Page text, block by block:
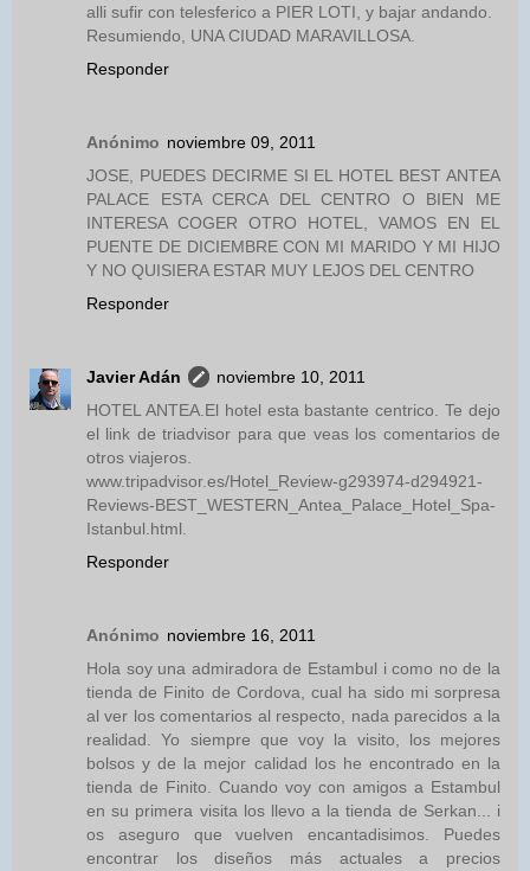
alli sufir con telesferico a PIER LOTI, y bajar andando.
Resumiendo, UNA CIUDAD MARAVILLOSA.
Responder
Anónimo noviembre 09, 2011
JOSE, PUEDES DECIRME SI EL HOTEL BEST ANTEA
PALACE ESTA CERCA DEL CENTRO O BIEN ME
INTERESA COGER OTRO HOTEL, VAMOS EN EL
PUENTE DE DICIEMBRE CON MI MARIDO Y MI HIJO
Y NO QUISIERA ESTAR MUY LEJOS DEL CENTRO
Responder
Javier Adán
noviembre 10, 2011
HOTEL ANTEA.El hotel esta bastante centrico. Te dejo
el link de triadvisor para que veas los comentarios de
otros viajeros.
www.tripadvisor.es/Hotel_Review-g293974-d294921-
Reviews-BEST_WESTERN_Antea_Palace_Hotel_Spa-
Istanbul.html.
Responder
Anónimo noviembre 16, 2011
Hola soy una admiradora de Estambul i como no de la
tienda de Finito de Cordova, cual ha sido mi sorpresa
al ver los comentarios al respecto, nada parecidos a la
realidad. Yo siempre que voy la visito, los mejores
bolsos y de la mejor calidad los he encontrado en la
tienda de Finito. Cuando voy con amigos a Estambul
en su primera visita los llevo a la tienda de Serkan... i
os aseguro que vuelven encantadisimos. Puedes
encontrar los diseños más actuales a precios